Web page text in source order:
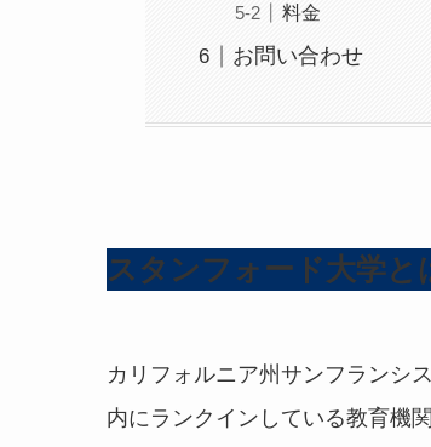
料金
お問い合わせ
スタンフォード大学と
カリフォルニア州サンフランシ
内にランクインしている教育機